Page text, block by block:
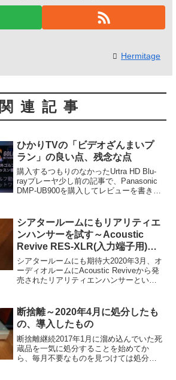
Hermitage
関連記事
ひかりTVの「ビデオざんまいプ
ラン」の良い点、残念な点
購入するつもりのなかったUrtra HD Blu-
rayプレーヤ少し前の記事で、Panasonic
DMP-UB900を購入してレビューを書きま
するとは思って...
シアタールームにもリアリティエ
ンハンサーを試す～Acoustic
Revive RES-XLR(入力端子用)と
AV8802A～
シアタールームにも期待大2020年3月、オ
ーディオルームにAcoustic Reviveから発
売されたリアリティエンハンサーという
りし、プリメインアンプDENON PM...
断捨離～2020年4月に処分したも
の、導入したもの
断捨離継続2017年1月に溜め込んでいた死
蔵品を一気に処分することを始めてか
ら、毎月不要なものを見つけては処分す